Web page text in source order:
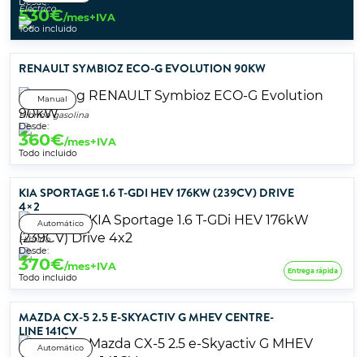
Eléctrico
530€/mes+IVA
Todo incluido
RENAULT SYMBIOZ ECO-G EVOLUTION 90KW
Manual
Híbrido gasolina
Desde:
360€/mes+IVA
Todo incluido
KIA SPORTAGE 1.6 T-GDI HEV 176KW (239CV) DRIVE
4×2
Automático
Híbrido
Desde:
370€/mes+IVA
Todo incluido
Entrega rápida
MAZDA CX-5 2.5 E-SKYACTIV G MHEV CENTRE-
LINE 141CV
Automático